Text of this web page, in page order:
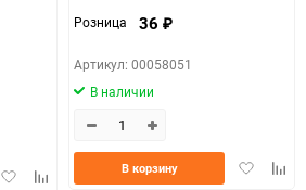
ДобавитьДобавить
Розница 36 ₽
Артикул: 00058051
В наличии
Добавить
В корзину